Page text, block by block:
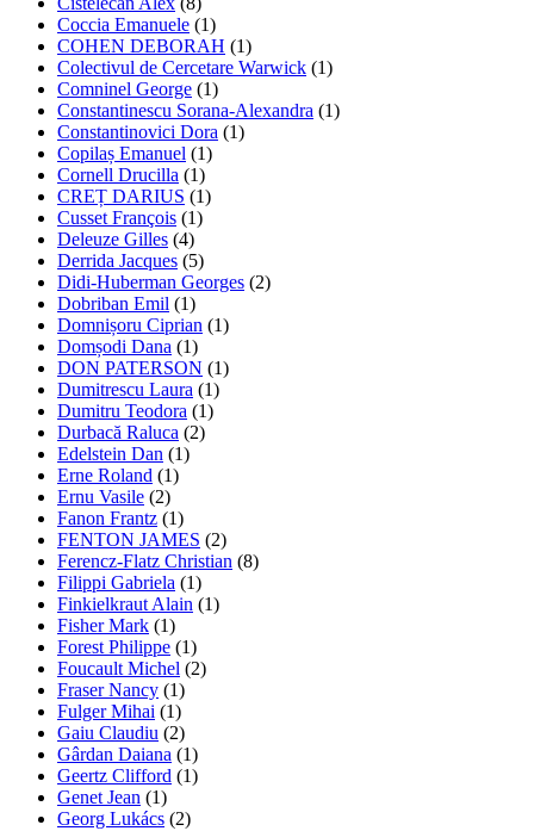
Coccia Emanuele (1)
COHEN DEBORAH (1)
Colectivul de Cercetare Warwick (1)
Comninel George (1)
Constantinescu Sorana-Alexandra (1)
Constantinovici Dora (1)
Copilaș Emanuel (1)
Cornell Drucilla (1)
CREȚ DARIUS (1)
Cusset François (1)
Deleuze Gilles (4)
Derrida Jacques (5)
Didi-Huberman Georges (2)
Dobriban Emil (1)
Domnișoru Ciprian (1)
Domșodi Dana (1)
DON PATERSON (1)
Dumitrescu Laura (1)
Dumitru Teodora (1)
Durbacă Raluca (2)
Edelstein Dan (1)
Erne Roland (1)
Ernu Vasile (2)
Fanon Frantz (1)
FENTON JAMES (2)
Ferencz-Flatz Christian (8)
Filippi Gabriela (1)
Finkielkraut Alain (1)
Fisher Mark (1)
Forest Philippe (1)
Foucault Michel (2)
Fraser Nancy (1)
Fulger Mihai (1)
Gaiu Claudiu (2)
Gârdan Daiana (1)
Geertz Clifford (1)
Genet Jean (1)
Georg Lukács (2)